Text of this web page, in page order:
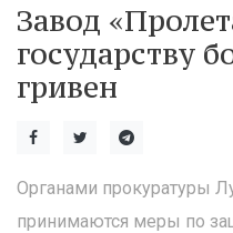
Завод
государству
гривен
Органами прокуратуры
принимаются меры по